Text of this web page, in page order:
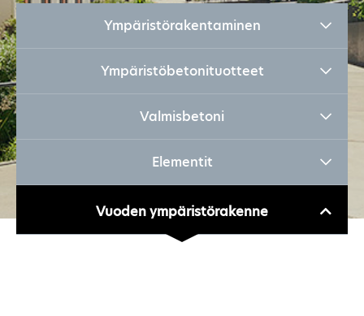
Ympäristörakentaminen
Ympäristöbetonituotteet
Valmisbetoni
Elementit
Vuoden ympäristörakenne